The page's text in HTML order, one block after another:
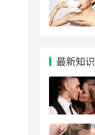
最新知识